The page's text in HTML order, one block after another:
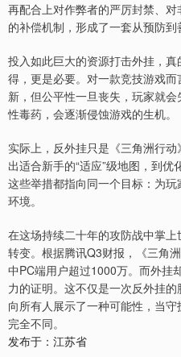
再配合上对作弊者的严厉封禁、
的补偿机制，形成了一套从预防到
投入如此巨大的资源打击外挂，
得，更是必要。对一款竞技游戏
新，但公平性一旦丧失，玩家就
性毒药，会逐渐侵蚀游戏的生机。
实际上，反外挂只是《三角洲行
出适合新手的“适应”级地图，到优
这些举措都指向同一个目标：为
环境。
在这场持续二十年的攻防战中掌
转变。根据腾讯Q3财报，《三角
中PC端用户超过1000万。而外挂
力的证明。这不仅是一次反外挂
向所有人展示了一种可能性，当
完全不同。
发布于：江苏省